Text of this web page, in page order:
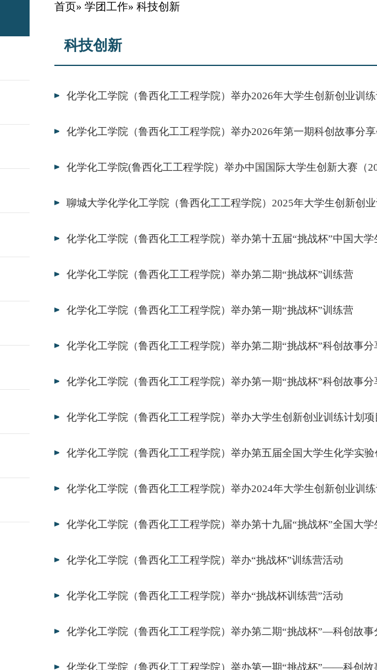
首页» 学团工作» 科技创新
科技创新
化学化工学院（鲁西化工工程学院）举办2026年大学生创新创业训
化学化工学院（鲁西化工工程学院）举办2026年第一期科创故事分
化学化工学院(鲁西化工工程学院）举办中国国际大学生创新大赛（
聊城大学化学化工学院（鲁西化工工程学院）2025年大学生创新创
化学化工学院（鲁西化工工程学院）举办第十五届“挑战杯”中国大
化学化工学院（鲁西化工工程学院）举办第二期“挑战杯”训练营
化学化工学院（鲁西化工工程学院）举办第一期“挑战杯”训练营
化学化工学院（鲁西化工工程学院）举办第二期“挑战杯”科创故事分
化学化工学院（鲁西化工工程学院）举办第一期“挑战杯”科创故事分
化学化工学院（鲁西化工工程学院）举办大学生创新创业训练计划
化学化工学院（鲁西化工工程学院）举办第五届全国大学生化学实
化学化工学院（鲁西化工工程学院）举办2024年大学生创新创业训
化学化工学院（鲁西化工工程学院）举办第十九届“挑战杯”全国大
化学化工学院（鲁西化工工程学院）举办“挑战杯”训练营活动
化学化工学院（鲁西化工工程学院）举办“挑战杯训练营”活动
化学化工学院（鲁西化工工程学院）举办第二期“挑战杯”—科创故事
化学化工学院（鲁西化工工程学院）举办第一期“挑战杯”——科创故